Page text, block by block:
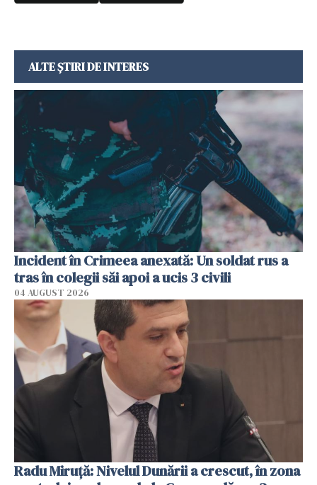
ALTE ȘTIRI DE INTERES
Incident în Crimeea anexată: Un soldat rus a
tras în colegii săi apoi a ucis 3 civili
04 AUGUST 2026
Radu Miruţă: Nivelul Dunării a crescut, în zona